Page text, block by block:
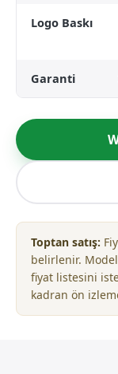
Logo Baskı
Garanti
Toptan satış:
belirlenir.
fiyat listesini
kadran ön